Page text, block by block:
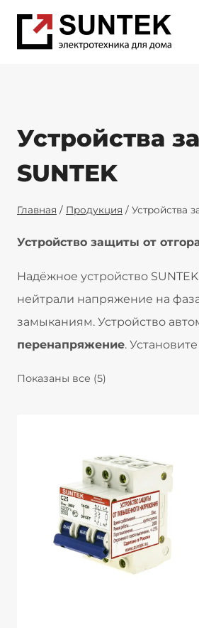
Устройства
SUNTEK
Главная / Продукция / Устройства
Устройство защиты от
Надёжное устройство
нейтрали напряжение на
замыканиям. Устройство
перенапряжение.
Показаны все (5)